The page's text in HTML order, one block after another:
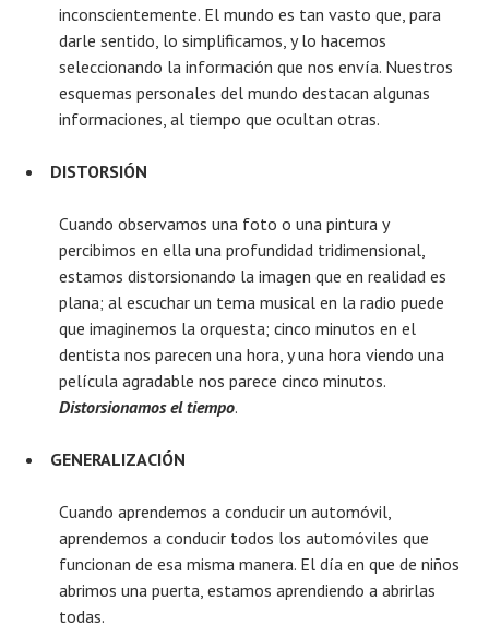
inconscientemente. El mundo es tan vasto que, para
darle sentido, lo simplificamos, y lo hacemos
seleccionando la información que nos envía. Nuestros
esquemas personales del mundo destacan algunas
informaciones, al tiempo que ocultan otras.
DISTORSIÓN
Cuando observamos una foto o una pintura y
percibimos en ella una profundidad tridimensional,
estamos distorsionando la imagen que en realidad es
plana; al escuchar un tema musical en la radio puede
que imaginemos la orquesta; cinco minutos en el
dentista nos parecen una hora, y una hora viendo una
película agradable nos parece cinco minutos.
Distorsionamos el tiempo.
GENERALIZACIÓN
Cuando aprendemos a conducir un automóvil,
aprendemos a conducir todos los automóviles que
funcionan de esa misma manera. El día en que de niños
abrimos una puerta, estamos aprendiendo a abrirlas
todas.